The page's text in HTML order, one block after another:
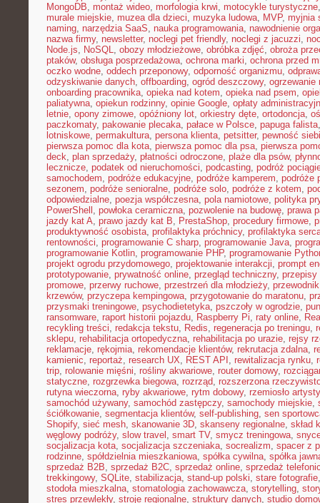
MongoDB, montaż wideo, morfologia krwi, motocykle turystyczne
murale miejskie, muzea dla dzieci, muzyka ludowa, MVP, myjnia
naming, narzędzia SaaS, nauka programowania, nawodnienie
nazwa firmy, newsletter, noclegi pet friendly, noclegi z jacuzzi,
Node.js, NoSQL, obozy młodzieżowe, obróbka zdjęć, obroża
ptaków, obsługa posprzedażowa, ochrona marki, ochrona przed
oczko wodne, oddech przeponowy, odporność organizmu,
odzyskiwanie danych, offboarding, ogród deszczowy, ogrzewanie
onboarding pracownika, opieka nad kotem, opieka nad psem,
paliatywna, opiekun rodzinny, opinie Google, opłaty
letnie, opony zimowe, opóźniony lot, orkiestry dęte, ortodoncja,
paczkomaty, pakowanie plecaka, pałace w Polsce, papuga falista
lotniskowe, permakultura, persona klienta, petsitter, pewność
pierwsza pomoc dla kota, pierwsza pomoc dla psa, pierwsza
deck, plan sprzedaży, płatności odroczone, plaże dla psów,
lecznicze, podatek od nieruchomości, podcasting, podróż
samochodem, podróże edukacyjne, podróże kamperem, podróże
sezonem, podróże senioralne, podróże solo, podróże z kotem,
odpowiedzialne, poezja współczesna, pola namiotowe, polityka
PowerShell , powłoka ceramiczna, pozwolenie na budowę, prawa
jazdy kat A, prawo jazdy kat B, PrestaShop, procedury firmowe,
produktywność osobista, profilaktyka próchnicy, profilaktyka
rentowności, programowanie C sharp, programowanie Java,
programowanie Kotlin, programowanie PHP, programowanie
projekt ogrodu przydomowego, projektowanie interakcji, prompt
prototypowanie, prywatność online, przegląd techniczny, przepisy
promowe, przerwy ruchowe, przestrzeń dla młodzieży,
krzewów, przyczepa kempingowa, przygotowanie do maratonu,
przysmaki treningowe, psychodietetyka, pszczoły w ogrodzie,
ransomware, raport historii pojazdu, Raspberry Pi, raty online,
recykling treści, redakcja tekstu, Redis, regeneracja po treningu,
sklepu, rehabilitacja ortopedyczna, rehabilitacja po urazie, rejsy
reklamacje, rękojmia, rekomendacje klientów, rekrutacja zdalna,
kamienic, reportaż, research UX, REST API , rewitalizacja rynku,
trip, rolowanie mięśni, rośliny akwariowe, router domowy,
statyczne, rozgrzewka biegowa, rozrząd, rozszerzona
rutyna wieczorna, ryby akwariowe, rytm dobowy, rzemiosło
samochód używany, samochód zastępczy, samochody miejskie,
ściółkowanie, segmentacja klientów, self-publishing, sen
Shopify, sieć mesh, skanowanie 3D, skanseny regionalne, skład
węglowy podróży, slow travel , smart TV, smycz treningowa,
socjalizacja kota, socjalizacja szczeniaka, socrealizm, spacer z
rodzinne, spółdzielnia mieszkaniowa, spółka cywilna, spółka
sprzedaż B2B, sprzedaż B2C, sprzedaż online, sprzedaż
trekkingowy, SQLite, stabilizacja, stand-up polski, stare fotografie
stodoła mieszkalna, stomatologia zachowawcza, storytelling,
stres przewlekły, stroje regionalne, struktury danych, studio